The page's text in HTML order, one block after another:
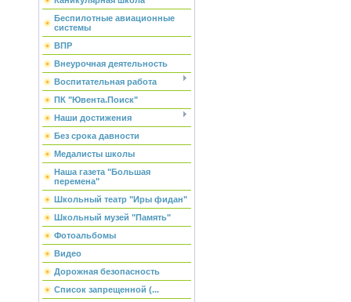
Беспилотные авиационные
системы
ВПР
Внеурочная деятельность
Воспитательная работа
ПК "Ювента.Поиск"
Наши достижения
Без срока давности
Медалисты школы
Наша газета "Большая
перемена"
Школьный театр "Иры фидан"
Школьный музей "Память"
Фотоальбомы
Видео
Дорожная безопасность
Список запрещенной (...